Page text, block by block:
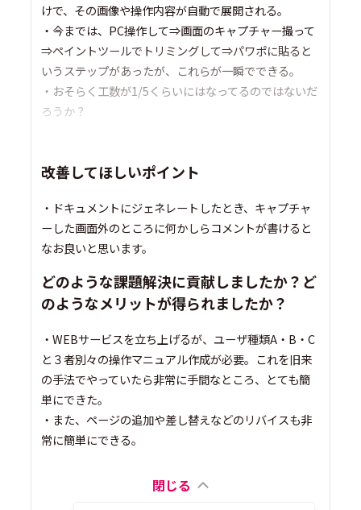
けで、その画像や操作内容が自動で展開される。
・今までは、PC操作して⇒画面のキャプチャー撮って
⇒ペイントツールでトリミングして⇒パワポに貼ると
いうステップがあったが、これらが一瞬でできる。
・おそらく工数が1/5くらいにはなってるのではないだ
ろうか？
改善してほしいポイント
・ドキュメントにジェネレートしたとき、キャプチャ
ーした画面外のところに何かしらコメントが書けると
なお良いと思います。
どのような課題解決に貢献しましたか？ど
のようなメリットが得られましたか？
・WEBサービスを立ち上げるが、ユーザ種類A・B・C
と３者別々の操作マニュアル作成が必要。これを旧来
の手法でやっていたら非常に手間なところ、とても簡
単にできた。
・また、ページの追加や差し替えなどのリバイスも非
常に簡単にできる。
閉じる